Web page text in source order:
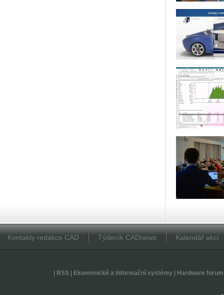
Kontakty redakce CAD Týdeník CADnews Kalendář akcí
RSS| Ekonomické a informační systémy| Hardware forum